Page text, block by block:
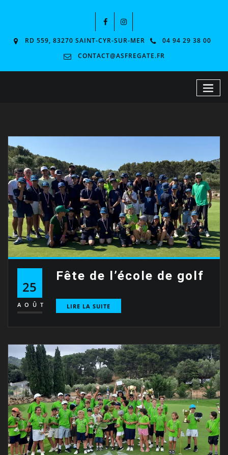
RD 559, 83270 SAINT-CYR-SUR-MER
04 94 29 38 00
CONTACT@ASFREGATE.FR
25
AOÛT
Fête de l’école de golf
LIRE LA SUITE